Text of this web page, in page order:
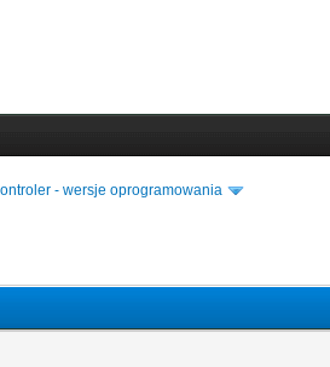
- wersje oprogramowania